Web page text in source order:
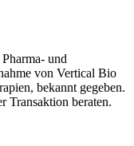
und
von Vertical Bio
bekannt gegeben.
Transaktion beraten.